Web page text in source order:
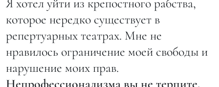
Я хотел уйти из крепостного рабства,
которое нередко существует в
репертуарных театрах. Мне не
нравилось ограничение моей свободы и
нарушение моих прав.
Непрофессионализма вы не терпите.